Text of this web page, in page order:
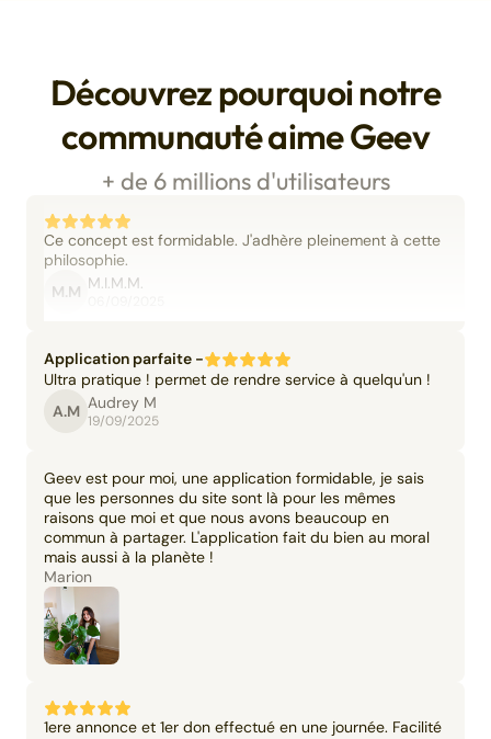
Découvrez pourquoi notre
communauté aime Geev
+ de 6 millions d'utilisateurs
Ce concept est formidable. J'adhère pleinement à cette
philosophie.
M.M M.I.M.M.
Application parfaite -
Ultra pratique ! permet de rendre service à quelqu'un !
A.M Audrey M
19/09/2025
Geev est pour moi, une application formidable, je sais
que les personnes du site sont là pour les mêmes
raisons que moi et que nous avons beaucoup en
commun à partager. L'application fait du bien au moral
mais aussi à la planète !
Marion
1ere annonce et 1er don effectué en une journée. Facilité